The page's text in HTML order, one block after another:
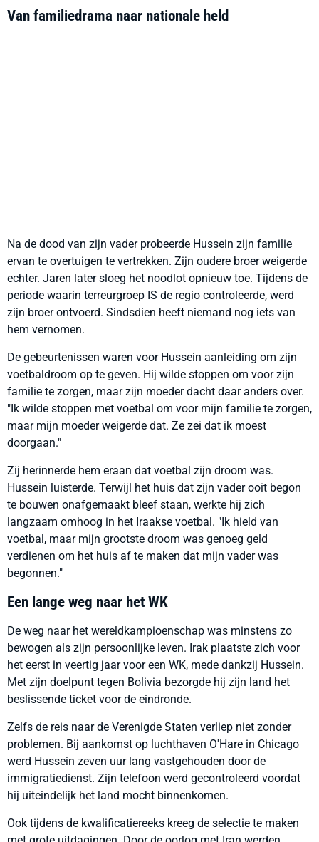
Van familiedrama naar nationale held
Na de dood van zijn vader probeerde Hussein zijn familie
ervan te overtuigen te vertrekken. Zijn oudere broer weigerde
echter. Jaren later sloeg het noodlot opnieuw toe. Tijdens de
periode waarin terreurgroep IS de regio controleerde, werd
zijn broer ontvoerd. Sindsdien heeft niemand nog iets van
hem vernomen.
De gebeurtenissen waren voor Hussein aanleiding om zijn
voetbaldroom op te geven. Hij wilde stoppen om voor zijn
familie te zorgen, maar zijn moeder dacht daar anders over.
"Ik wilde stoppen met voetbal om voor mijn familie te zorgen,
maar mijn moeder weigerde dat. Ze zei dat ik moest
doorgaan."
Zij herinnerde hem eraan dat voetbal zijn droom was.
Hussein luisterde. Terwijl het huis dat zijn vader ooit begon
te bouwen onafgemaakt bleef staan, werkte hij zich
langzaam omhoog in het Iraakse voetbal. "Ik hield van
voetbal, maar mijn grootste droom was genoeg geld
verdienen om het huis af te maken dat mijn vader was
begonnen."
Een lange weg naar het WK
De weg naar het wereldkampioenschap was minstens zo
bewogen als zijn persoonlijke leven. Irak plaatste zich voor
het eerst in veertig jaar voor een WK, mede dankzij Hussein.
Met zijn doelpunt tegen Bolivia bezorgde hij zijn land het
beslissende ticket voor de eindronde.
Zelfs de reis naar de Verenigde Staten verliep niet zonder
problemen. Bij aankomst op luchthaven O'Hare in Chicago
werd Hussein zeven uur lang vastgehouden door de
immigratiedienst. Zijn telefoon werd gecontroleerd voordat
hij uiteindelijk het land mocht binnenkomen.
Ook tijdens de kwalificatiereeks kreeg de selectie te maken